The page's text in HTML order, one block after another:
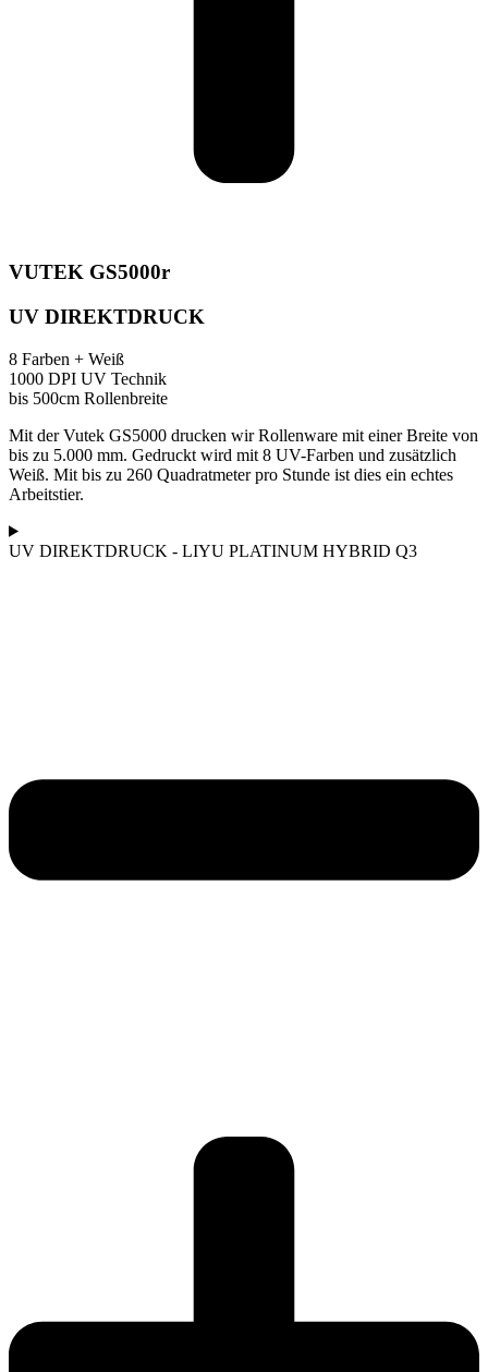
VUTEK GS5000r
UV DIREKTDRUCK
8 Farben + Weiß
1000 DPI UV Technik
bis 500cm Rollenbreite
Mit der Vutek GS5000 drucken wir Rollenware mit einer Breite von
bis zu 5.000 mm. Gedruckt wird mit 8 UV-Farben und zusätzlich
Weiß. Mit bis zu 260 Quadratmeter pro Stunde ist dies ein echtes
Arbeitstier.
UV DIREKTDRUCK - LIYU PLATINUM HYBRID Q3​